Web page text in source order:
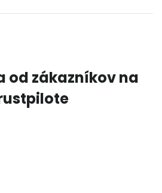
od zákazníkov na